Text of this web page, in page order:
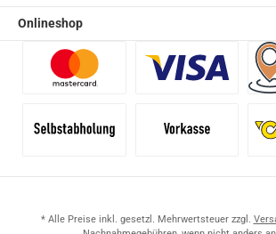
Onlineshop
* Alle Preise inkl. gesetzl. Mehrwertsteuer zzgl.